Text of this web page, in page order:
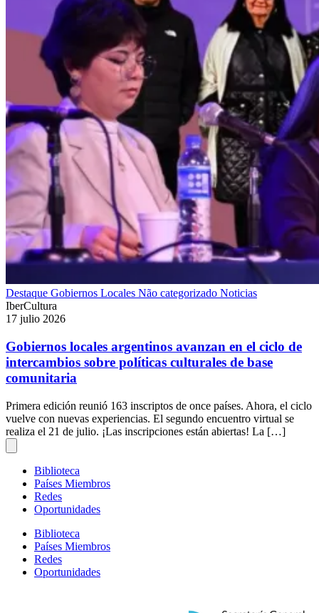
Destaque Gobiernos Locales Não categorizado Noticias
IberCultura
17 julio 2026
Gobiernos locales argentinos avanzan en el ciclo de
intercambios sobre políticas culturales de base
comunitaria
Primera edición reunió 163 inscriptos de once países. Ahora, el ciclo
vuelve con nuevas experiencias. El segundo encuentro virtual se
realiza el 21 de julio. ¡Las inscripciones están abiertas! La […]
Biblioteca
Países Miembros
Redes
Oportunidades
Biblioteca
Países Miembros
Redes
Oportunidades